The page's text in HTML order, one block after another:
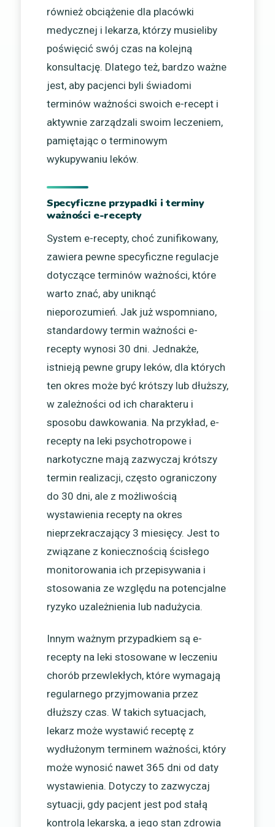
również obciążenie dla placówki
medycznej i lekarza, którzy musieliby
poświęcić swój czas na kolejną
konsultację. Dlatego też, bardzo ważne
jest, aby pacjenci byli świadomi
terminów ważności swoich e-recept i
aktywnie zarządzali swoim leczeniem,
pamiętając o terminowym
wykupywaniu leków.
Specyficzne przypadki i terminy
ważności e-recepty
System e-recepty, choć zunifikowany,
zawiera pewne specyficzne regulacje
dotyczące terminów ważności, które
warto znać, aby uniknąć
nieporozumień. Jak już wspomniano,
standardowy termin ważności e-
recepty wynosi 30 dni. Jednakże,
istnieją pewne grupy leków, dla których
ten okres może być krótszy lub dłuższy,
w zależności od ich charakteru i
sposobu dawkowania. Na przykład, e-
recepty na leki psychotropowe i
narkotyczne mają zazwyczaj krótszy
termin realizacji, często ograniczony
do 30 dni, ale z możliwością
wystawienia recepty na okres
nieprzekraczający 3 miesięcy. Jest to
związane z koniecznością ścisłego
monitorowania ich przepisywania i
stosowania ze względu na potencjalne
ryzyko uzależnienia lub nadużycia.
Innym ważnym przypadkiem są e-
recepty na leki stosowane w leczeniu
chorób przewlekłych, które wymagają
regularnego przyjmowania przez
dłuższy czas. W takich sytuacjach,
lekarz może wystawić receptę z
wydłużonym terminem ważności, który
może wynosić nawet 365 dni od daty
wystawienia. Dotyczy to zazwyczaj
sytuacji, gdy pacjent jest pod stałą
kontrolą lekarską, a jego stan zdrowia